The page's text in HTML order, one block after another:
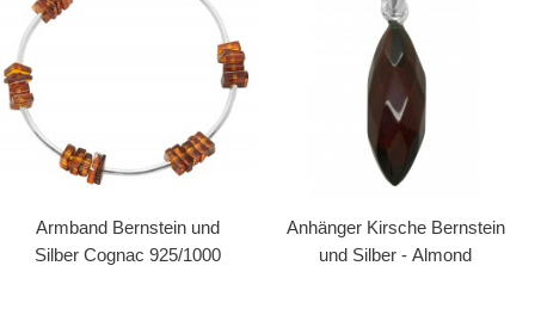
Armband Bernstein und
Silber Cognac 925/1000
Anhänger Kirsche Bernstein
und Silber - Almond